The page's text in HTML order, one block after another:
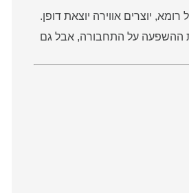
יוצרים אווירה יוצאת דופן.
ההשפעה על התחבורה, אבל גם